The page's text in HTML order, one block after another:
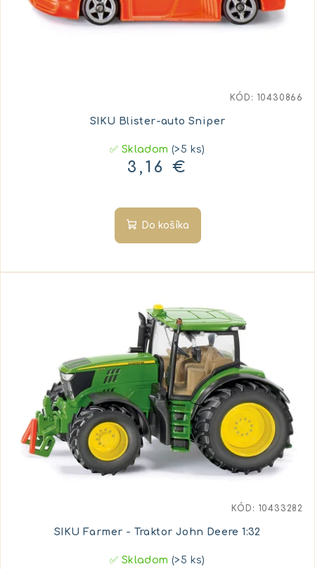
SIKU Blister-auto Sniper
✅ Skladom(>5 ks)
3,16 €
Do košíka
KÓD: 10430866
SIKU Farmer - Traktor John Deere 1:32
✅ Skladom(>5 ks)
KÓD: 10433282